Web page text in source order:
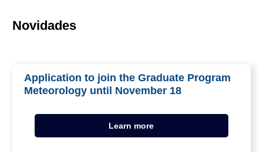
Novidades
Application to join the Graduate Program
Meteorology until November 18
Learn more